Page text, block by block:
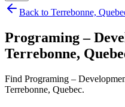
Back to Terrebonne,
Programing –
Terrebonne,
Find Programing –
Terrebonne, Quebec.